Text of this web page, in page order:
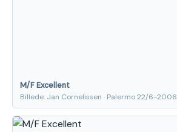
M/F Excellent
Billede: Jan Cornelissen · Palermo 22/6-2006